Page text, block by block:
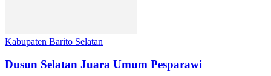
Kabupaten Barito Selatan
Dusun Selatan Juara Umum Pesparawi